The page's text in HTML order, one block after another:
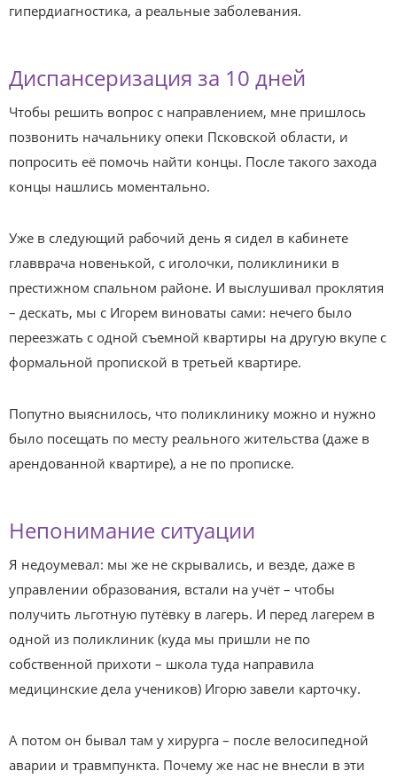
гипердиагностика, а реальные заболевания.
Диспансеризация за 10 дней
Чтобы решить вопрос с направлением, мне пришлось
позвонить начальнику опеки Псковской области, и
попросить её помочь найти концы. После такого захода
концы нашлись моментально.
Уже в следующий рабочий день я сидел в кабинете
главврача новенькой, с иголочки, поликлиники в
престижном спальном районе. И выслушивал проклятия
– дескать, мы с Игорем виноваты сами: нечего было
переезжать с одной съемной квартиры на другую вкупе с
формальной пропиской в третьей квартире.
Попутно выяснилось, что поликлинику можно и нужно
было посещать по месту реального жительства (даже в
арендованной квартире), а не по прописке.
Непонимание ситуации
Я недоумевал: мы же не скрывались, и везде, даже в
управлении образования, встали на учёт – чтобы
получить льготную путёвку в лагерь. И перед лагерем в
одной из поликлиник (куда мы пришли не по
собственной прихоти – школа туда направила
медицинские дела учеников) Игорю завели карточку.
А потом он бывал там у хирурга – после велосипедной
аварии и травмпункта. Почему же нас не внесли в эти